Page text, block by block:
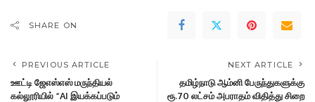
SHARE ON
PREVIOUS ARTICLE
ஊட்டி ஜேஎஸ்எஸ் மருந்தியல்
கல்லூரியில் “AI இயக்கப்படும்
NEXT ARTICLE
தமிழ்நாடு ஆம்னி பேருந்துகளுக்கு
ரூ.70 லட்சம் அபராதம் விதித்து சிறை